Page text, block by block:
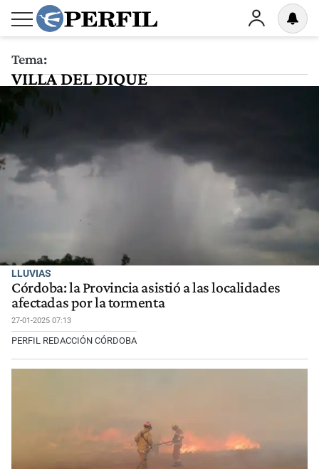
Tema:
VILLA DEL DIQUE
LLUVIAS
Córdoba: la Provincia asistió a las localidades
afectadas por la tormenta
27-01-2025 07:13
PERFIL REDACCIÓN CÓRDOBA